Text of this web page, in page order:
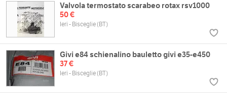
Valvola termostato scarabeo rotax rsv1000
50 €
Ieri - Bisceglie (BT)
Givi e84 schienalino bauletto givi e35-e450
37 €
Ieri - Bisceglie (BT)